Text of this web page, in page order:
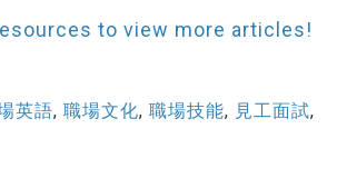
to view more articles!
英語, 職場文化, 職場技能, 見工面試,